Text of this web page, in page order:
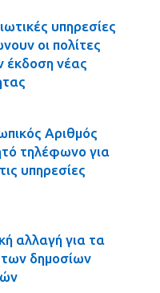
υπηρεσίες
οι πολίτες
έκδοση νέας
Αριθμός
τηλέφωνο για
υπηρεσίες
αλλαγή για τα
δημοσίων